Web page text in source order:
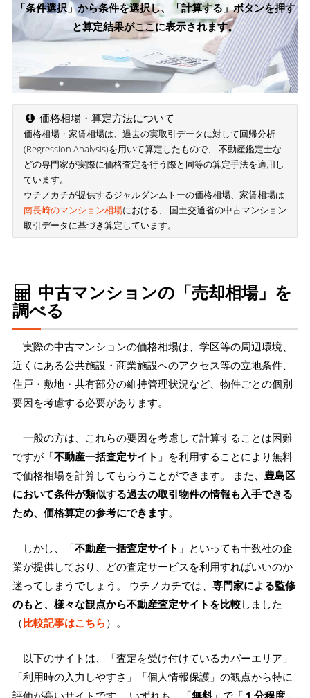
「条件選択」から条件を選択し、「計算する」ボタンを押す
と算定結果がここに表示されます。
価格相場・算定方法について
価格相場・家賃相場は、過去の実取引データに対して回帰分析
(Regression Analysis)を用いて算定したもので、 不動産鑑定士な
どの専門家が実際に価格査定を行う際と同等の算定手法を適用し
ています。
ウチノカチが提供するジャルダンムトーの価格相場、家賃相場は
南長崎のマンション相場における、 国土交通省の中古マンション
取引データに基づき算定しています。
中古マンションの「売却相場」を
調べる
実際の中古マンションの価格相場は、学区等の周辺環境、
近くにある公共施設・商業施設へのアクセス等の立地条件、
住戸・敷地・共有部分の維持管理状況など、物件ごとの個別
要因を考慮する必要があります。
一般の方は、これらの要因を考慮して計算することは困難
ですが「不動産一括査定サイト 」を利用することにより無料
で価格相場を計算してもらうことができます。 また、 豊島区
において条件が類似する過去の取引物件の情報も入手できる
ため、価格算定の参考にできます。
しかし、「不動産一括査定サイト 」といっても十数社の企
業が提供しており、どの査定サービスを利用すればいいのか
迷ってしまうでしょう。 ウチノカチでは、 専門家による監修
のもと、様々な観点から不動産査定サイトを比較しました
（比較記事はこちら）。
以下のサイトは、「査定を受け付けているカバーエリア」
「利用時の入力しやすさ」「個人情報保護」の観点から特に